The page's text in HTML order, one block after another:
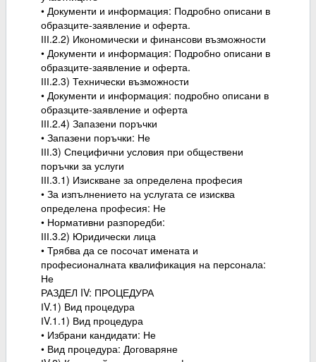
• Документи и информация: Подробно описани в
образците-заявление и оферта.
ІІІ.2.2) Икономически и финансови възможности
• Документи и информация: Подробно описани в
образците-заявление и оферта.
ІІІ.2.3) Технически възможности
• Документи и информация: подробно описани в
образците-заявление и оферта
ІІІ.2.4) Запазени поръчки
• Запазени поръчки: Не
ІІІ.3) Специфични условия при обществени
поръчки за услуги
ІІІ.3.1) Изискване за определена професия
• За изпълнението на услугата се изисква
определена професия: Не
• Нормативни разпоредби:
ІІІ.3.2) Юридически лица
• Трябва да се посочат имената и
професионалната квалификация на персонала:
Не
РАЗДЕЛ IV: ПРОЦЕДУРА
ІV.1) Вид процедура
ІV.1.1) Вид процедура
• Избрани кандидати: Не
• Вид процедура: Договаряне